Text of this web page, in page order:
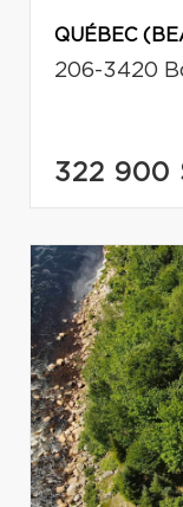
QUÉBEC
206-3420
322 900